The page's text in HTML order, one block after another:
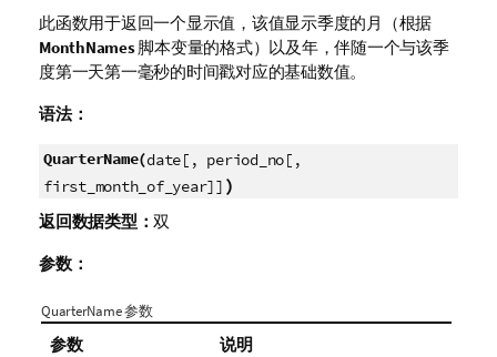
此函数用于返回一个显示值，该值显示季度的月（根据
MonthNames脚本变量的格式）以及年，伴随一个与该季
度第一天第一毫秒的时间戳对应的基础数值。
语法：
QuarterName(date[, period_no[,
first_month_of_year]] )
返回数据类型：双
参数：
QuarterName 参数
参数 说明